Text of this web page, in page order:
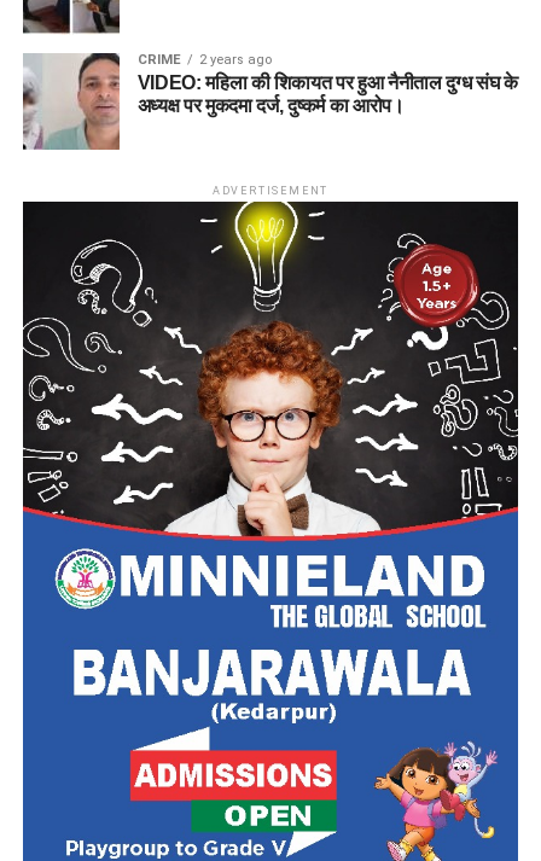
CRIME 2 years ago
VIDEO: महिला की शिकायत पर हुआ नैनीताल दुग्ध संघ के
अध्यक्ष पर मुकदमा दर्ज, दुष्कर्म का आरोप।
ADVERTISEMENT